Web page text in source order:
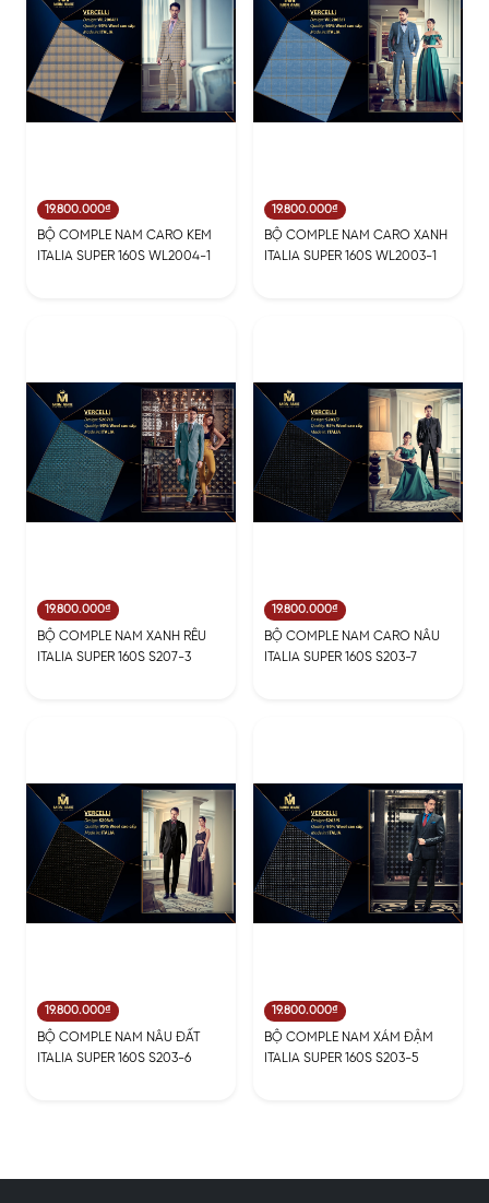
19.800.000₫
BỘ COMPLE NAM CARO KEM
ITALIA SUPER 160S WL2004-1
19.800.000₫
BỘ COMPLE NAM CARO XANH
ITALIA SUPER 160S WL2003-1
19.800.000₫
BỘ COMPLE NAM XANH RÊU
ITALIA SUPER 160S S207-3
19.800.000₫
BỘ COMPLE NAM CARO NÂU
ITALIA SUPER 160S S203-7
19.800.000₫
BỘ COMPLE NAM NÂU ĐẤT
ITALIA SUPER 160S S203-6
19.800.000₫
BỘ COMPLE NAM XÁM ĐẬM
ITALIA SUPER 160S S203-5